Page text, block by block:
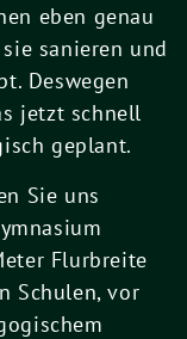
eben genau
sanieren und
Deswegen
jetzt schnell
geplant.
Sie uns
Flurbreite
Schulen, vor